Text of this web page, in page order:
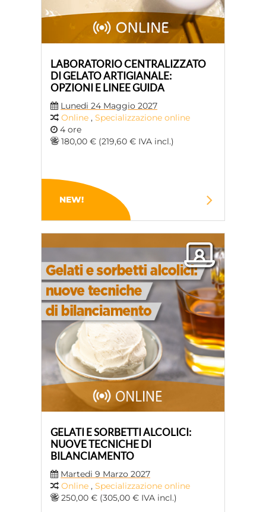
LABORATORIO CENTRALIZZATO
DI GELATO ARTIGIANALE:
OPZIONI E LINEE GUIDA
Lunedi 24 Maggio 2027
Online , Specializzazione online
4 ore
180,00 € (219,60 € IVA incl.)
NEW!
GELATI E SORBETTI ALCOLICI:
NUOVE TECNICHE DI
BILANCIAMENTO
Martedi 9 Marzo 2027
Online , Specializzazione online
250,00 € (305,00 € IVA incl.)